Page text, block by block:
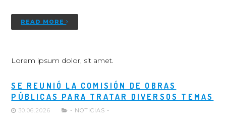
READ MORE
Lorem ipsum dolor, sit amet.
SE REUNIÓ LA COMISIÓN DE OBRAS
PÚBLICAS PARA TRATAR DIVERSOS TEMAS
30.06.2026 - NOTICIAS -